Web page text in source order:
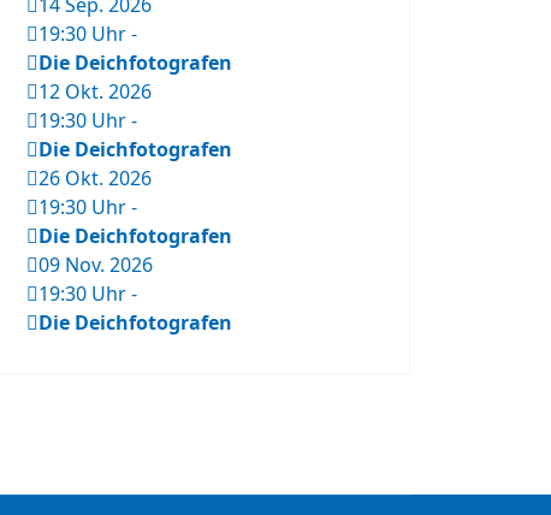
14 Sep. 2026
19:30 Uhr-
Die Deichfotografen
12 Okt. 2026
19:30 Uhr-
Die Deichfotografen
26 Okt. 2026
19:30 Uhr-
Die Deichfotografen
09 Nov. 2026
19:30 Uhr-
Die Deichfotografen